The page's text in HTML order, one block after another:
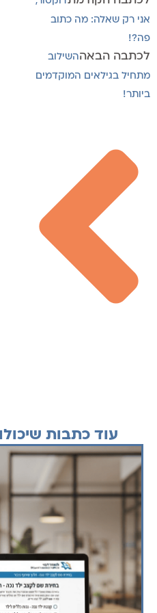
אני רק שאלה: מה כתוב
פה?!
לכתבה הבאההשילוב
מתחיל בגילאים המוקדמים
ביותר!
עוד כתבות